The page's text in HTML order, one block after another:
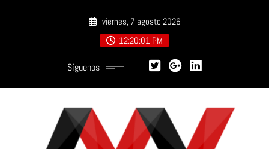
viernes, 7 agosto 2026
12:20:03 PM
Síguenos